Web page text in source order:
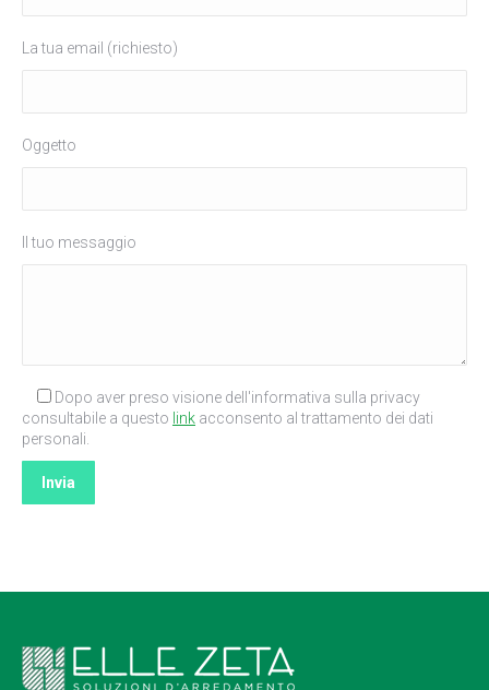
La tua email (richiesto)
Oggetto
Il tuo messaggio
Dopo aver preso visione dell'informativa sulla privacy
consultabile a questo link acconsento al trattamento dei dati
personali.